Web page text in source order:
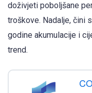
doživjeti poboljšane
troškove. Nadalje, čini
godine akumulacije i
trend.